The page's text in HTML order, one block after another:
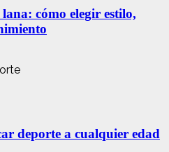
cómo elegir estilo,
deporte a cualquier edad